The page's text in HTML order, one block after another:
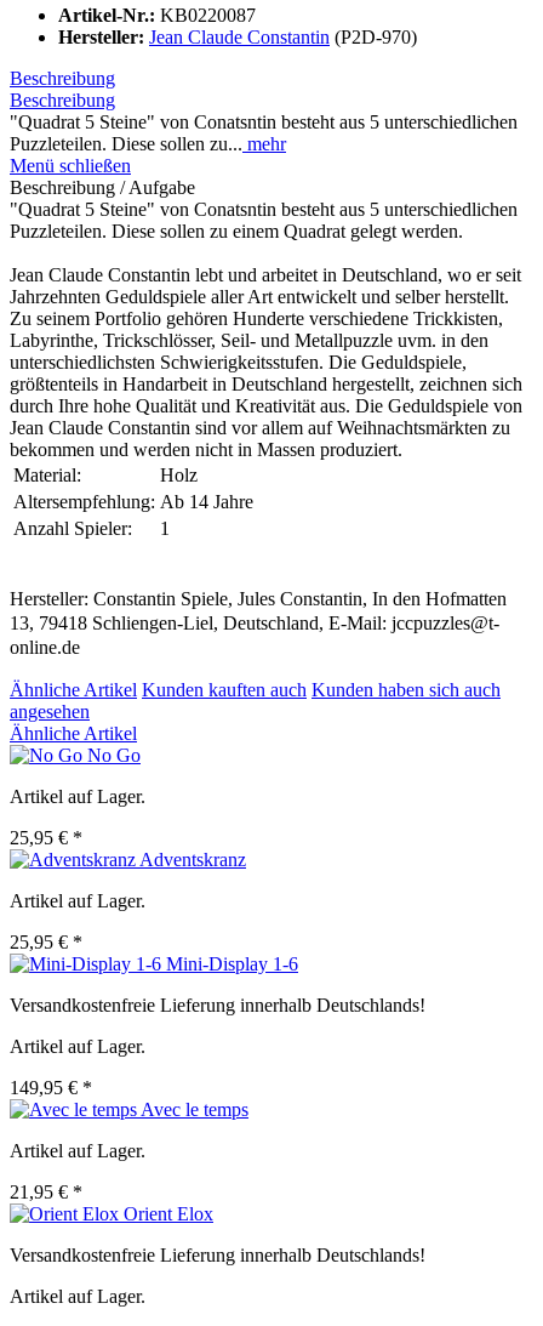
Artikel-Nr.: KB0220087
Hersteller: Jean Claude Constantin (P2D-970)
Beschreibung
Beschreibung
"Quadrat 5 Steine" von Conatsntin besteht aus 5 unterschiedlichen
Puzzleteilen. Diese sollen zu... mehr
Menü schließen
Beschreibung / Aufgabe
"Quadrat 5 Steine" von Conatsntin besteht aus 5 unterschiedlichen
Puzzleteilen. Diese sollen zu einem Quadrat gelegt werden.
Jean Claude Constantin lebt und arbeitet in Deutschland, wo er seit
Jahrzehnten Geduldspiele aller Art entwickelt und selber herstellt.
Zu seinem Portfolio gehören Hunderte verschiedene Trickkisten,
Labyrinthe, Trickschlösser, Seil- und Metallpuzzle uvm. in den
unterschiedlichsten Schwierigkeitsstufen. Die Geduldspiele,
größtenteils in Handarbeit in Deutschland hergestellt, zeichnen sich
durch Ihre hohe Qualität und Kreativität aus. Die Geduldspiele von
Jean Claude Constantin sind vor allem auf Weihnachtsmärkten zu
bekommen und werden nicht in Massen produziert.
Material:
Holz
Altersempfehlung: Ab 14 Jahre
Anzahl Spieler:
1
Hersteller: Constantin Spiele, Jules Constantin, In den Hofmatten
13, 79418 Schliengen-Liel, Deutschland, E-Mail: jccpuzzles@t-
online.de
Ähnliche Artikel Kunden kauften auch Kunden haben sich auch
angesehen
Ähnliche Artikel
No Go
Artikel auf Lager.
25,95 € *
Adventskranz
Artikel auf Lager.
25,95 € *
Mini-Display 1-6
Versandkostenfreie Lieferung innerhalb Deutschlands!
Artikel auf Lager.
149,95 € *
Avec le temps
Artikel auf Lager.
21,95 € *
Orient Elox
Versandkostenfreie Lieferung innerhalb Deutschlands!
Artikel auf Lager.